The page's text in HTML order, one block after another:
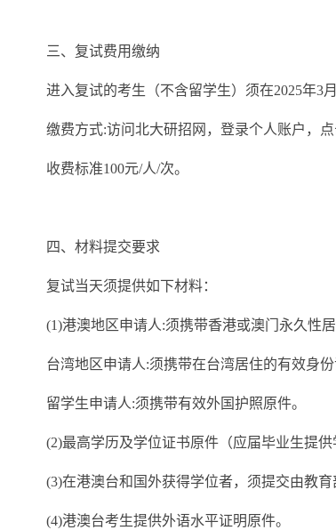
三、复试费用缴纳
进入复试的考生（不含留学生）须在2025年3
缴费方式:访问北大研招网，登录个人账户，点
收费标准100元/人/次。
四、材料提交要求
复试当天须提供如下材料：
(1)港澳地区申请人:须携带香港或澳门永久性
台湾地区申请人:须携带在台湾居住的有效身
留学生申请人:须携带有效外国护照原件。
(2)最高学历及学位证书原件（应届毕业生提供
(3)在港澳台和国外获得学位者，须提交由教
(4)港澳台考生提供外语水平证明原件。